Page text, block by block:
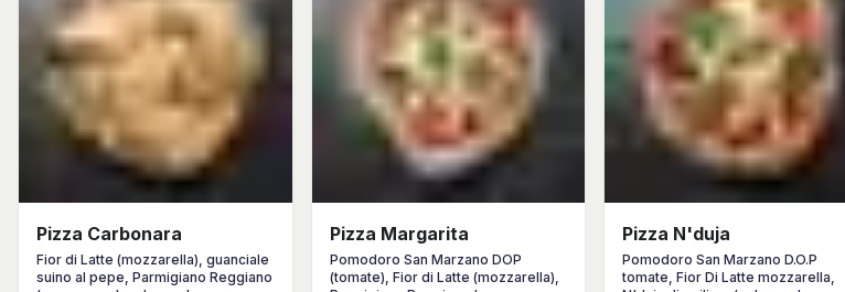
Pizza Carbonara
Fior di Latte (mozzarella), guanciale
suino al pepe, Parmigiano Reggiano
Pizza Margarita
Pomodoro San Marzano DOP
(tomate), Fior di Latte (mozzarella),
Pizza N'duja
Pomodoro San Marzano D.O.P
tomate, Fior Di Latte mozzarella,